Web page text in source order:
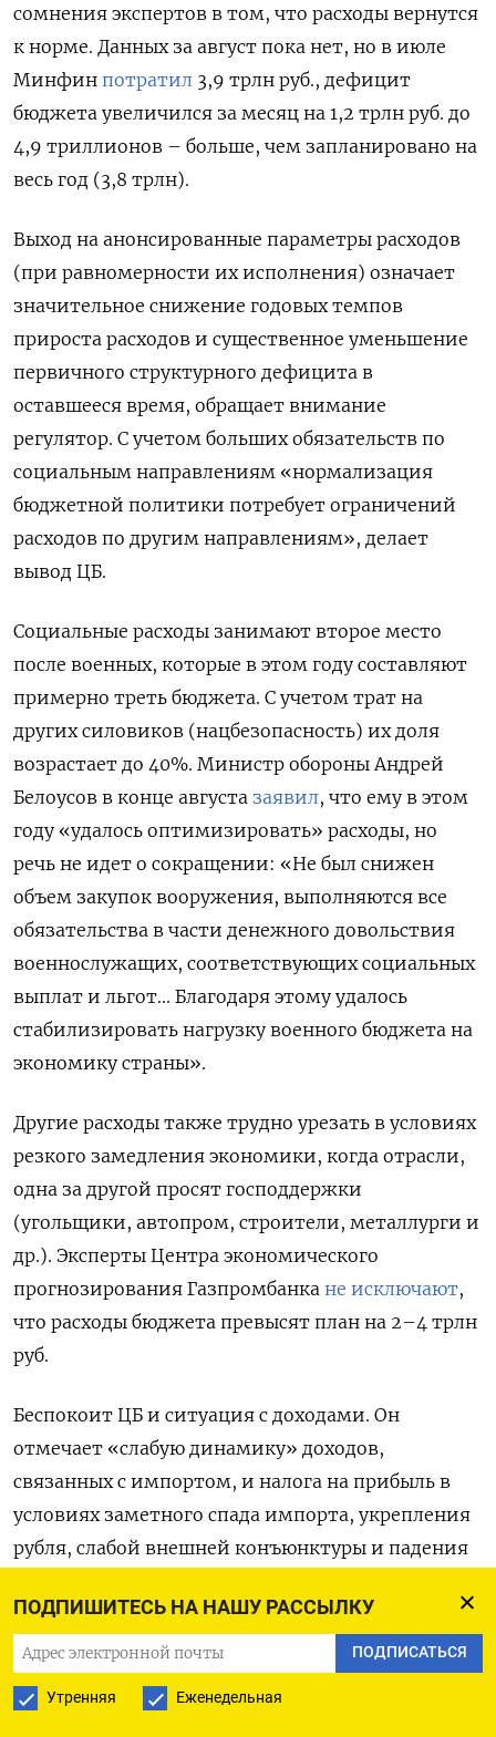
ПОДПИШИТЕСЬ НА НАШУ РАССЫЛКУ
ПОДПИСАТЬСЯ
Утренняя Еженедельная
сомнения экспертов в том, что расходы вернутся
к норме. Данных за август пока нет, но в июле
Минфин потратил 3,9 трлн руб., дефицит
бюджета увеличился за месяц на 1,2 трлн руб. до
4,9 триллионов – больше, чем запланировано на
весь год (3,8 трлн).
Выход на анонсированные параметры расходов
(при равномерности их исполнения) означает
значительное снижение годовых темпов
прироста расходов и существенное уменьшение
первичного структурного дефицита в
оставшееся время, обращает внимание
регулятор. С учетом больших обязательств по
социальным направлениям «нормализация
бюджетной политики потребует ограничений
расходов по другим направлениям», делает
вывод ЦБ.
Социальные расходы занимают второе место
после военных, которые в этом году составляют
примерно треть бюджета. С учетом трат на
других силовиков (нацбезопасность) их доля
возрастает до 40%. Министр обороны Андрей
Белоусов в конце августа заявил, что ему в этом
году «удалось оптимизировать» расходы, но
речь не идет о сокращении: «Не был снижен
объем закупок вооружения, выполняются все
обязательства в части денежного довольствия
военнослужащих, соответствующих социальных
выплат и льгот... Благодаря этому удалось
стабилизировать нагрузку военного бюджета на
экономику страны».
Другие расходы также трудно урезать в условиях
резкого замедления экономики, когда отрасли,
одна за другой просят господдержки
(угольщики, автопром, строители, металлурги и
др.). Эксперты Центра экономического
прогнозирования Газпромбанка не исключают,
что расходы бюджета превысят план на 2–4 трлн
руб.
Беспокоит ЦБ и ситуация с доходами. Он
отмечает «слабую динамику» доходов,
связанных с импортом, и налога на прибыль в
условиях заметного спада импорта, укрепления
рубля, слабой внешней конъюнктуры и падения
«риски поступления в бюджет более низких
структурных (базовых нефтегазовых
и ненефтегазовых) доходов» по сравнению даже
с апрельским прогнозом правительства. В нем